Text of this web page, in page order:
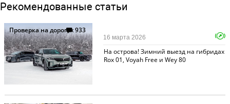
Рекомендованные статьи
Проверка на дорогах933
На острова! Зимний выезд на гибридах
Rox 01, Voyah Free и Wey 80
16 марта 2026